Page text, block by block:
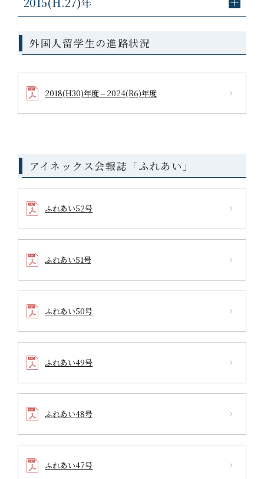
外国人留学生の進路状況
2018(H30)年度 – 2024(R6)年度
アイネックス会報誌「ふれあい」
ふれあい52号
ふれあい51号
ふれあい50号
ふれあい49号
ふれあい48号
ふれあい47号